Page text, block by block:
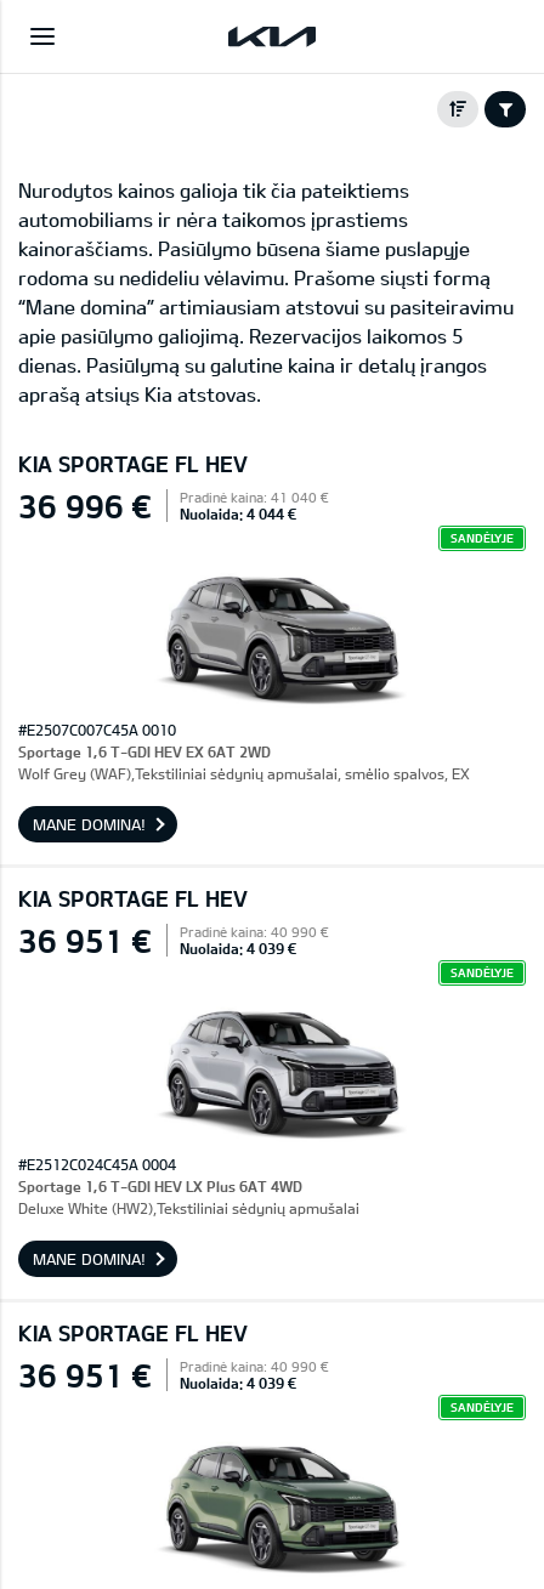
Nurodytos kainos galioja tik čia pateiktiems
automobiliams ir nėra taikomos įprastiems
kainoraščiams. Pasiūlymo būsena šiame puslapyje
rodoma su nedideliu vėlavimu. Prašome siųsti formą
“Mane domina” artimiausiam atstovui su pasiteiravimu
apie pasiūlymo galiojimą. Rezervacijos laikomos 5
dienas. Pasiūlymą su galutine kaina ir detalų įrangos
aprašą atsiųs Kia atstovas.
KIA SPORTAGE FL HEV
36 996 € Pradinė kaina: 41 040 €
Nuolaida: 4 044 €
SANDĖLYJE
#E2507C007C45A 0010
Sportage 1,6 T-GDI HEV EX 6AT 2WD
Wolf Grey (WAF),Tekstiliniai sėdynių apmušalai, smėlio spalvos, EX
MANE DOMINA!
KIA SPORTAGE FL HEV
36 951 € Pradinė kaina: 40 990 €
Nuolaida: 4 039 €
SANDĖLYJE
#E2512C024C45A 0004
Sportage 1,6 T-GDI HEV LX Plus 6AT 4WD
Deluxe White (HW2),Tekstiliniai sėdynių apmušalai
MANE DOMINA!
KIA SPORTAGE FL HEV
36 951 € Pradinė kaina: 40 990 €
Nuolaida: 4 039 €
SANDĖLYJE